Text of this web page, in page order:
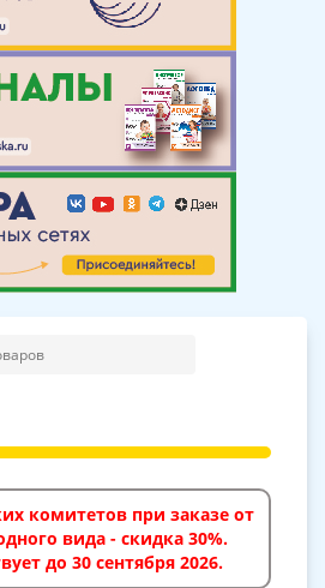
комитетов при заказе от
вида - скидка 30%.
до 30 сентября 2026.